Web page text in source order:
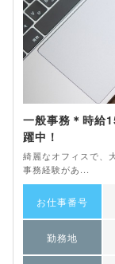
一般事務＊時給
躍中！
綺麗なオフィスで、
事務経験があ...
お仕事番号
勤務地